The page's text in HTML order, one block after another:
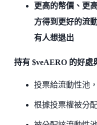
更高的幣價、更
方得到更好的流
有人想退出
持有 $veAERO 的好處
投票給流動性池
根據投票權被分